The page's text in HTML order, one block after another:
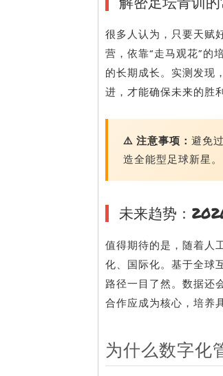
很多人认为，只要天赋
营，依靠“走马观花”的
的长期成长。实测发现
进，才能确保未来的胜
⚠️ 注意事项： 避免
造全能型足球新星。
未来趋势：
值得期待的是，随着人
化、国际化。基于全球
路径一目了然。数据还
合作应成为核心，培养
为什么数字化